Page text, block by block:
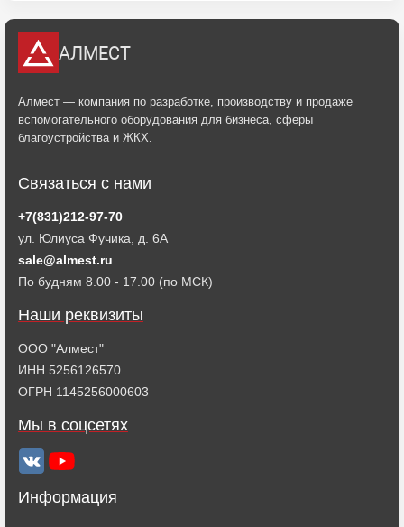
АЛМЕСТ
Алмест — компания по разработке, производству и продаже
вспомогательного оборудования для бизнеса, сферы
благоустройства и ЖКХ.
Информация
Связаться с нами
+7(831)212-97-70
ул. Юлиуса Фучика, д. 6А
sale@almest.ru
По будням 8.00 - 17.00 (по МСК)
Наши реквизиты
ООО "Алмест"
ИНН 5256126570
ОГРН 1145256000603
Мы в соцсетях